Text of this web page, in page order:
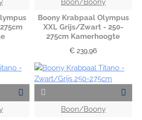
Boon/Boony
Boony Krabpaal Olympus
XXL Grijs/Zwart - 250-
275cm Kamerhoogte
€ 239,96
Boon/Boony